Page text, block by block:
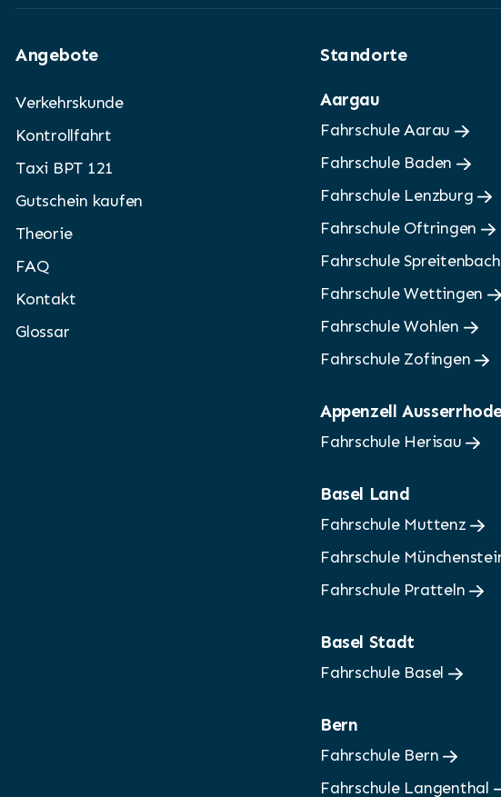
Angebote
Verkehrskunde
Kontrollfahrt
Taxi BPT 121
Gutschein kaufen
Theorie
FAQ
Kontakt
Glossar
Standorte
Aargau
Fahrschule Aarau
Fahrschule Baden
Fahrschule Lenzburg
Fahrschule Oftringen
Fahrschule Spreitenbach
Fahrschule Wettingen
Fahrschule Wohlen
Fahrschule Zofingen
Appenzell
Fahrschule Herisau
Basel Land
Fahrschule Muttenz
Fahrschule
Fahrschule Pratteln
Basel Stadt
Fahrschule Basel
Bern
Fahrschule Bern
Fahrschule Langenthal